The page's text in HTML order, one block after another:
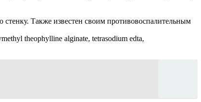
Также известен своим противовоспалительным
theophylline alginate, tetrasodium edta,